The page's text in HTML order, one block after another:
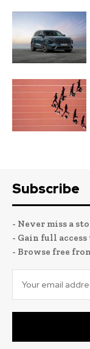
Subscribe
- Never miss a
- Gain full
- Browse free